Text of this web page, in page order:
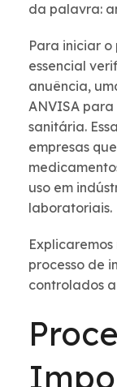
da palavra:
Para iniciar
essencial
anuência,
ANVISA para
sanitária.
empresas
uso em
laboratoriais.
processo de
controlados